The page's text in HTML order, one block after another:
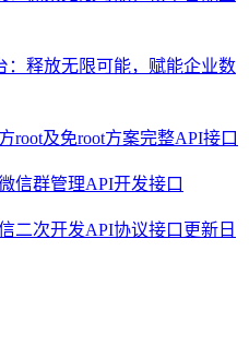
：释放无限可能，赋能企业数
root及免root方案完整API接口
信群管理API开发接口
二次开发API协议接口更新日